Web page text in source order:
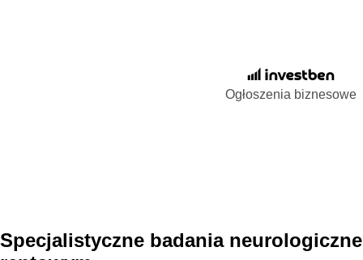
Ogłoszenia biznesowe
Specjalistyczne badania